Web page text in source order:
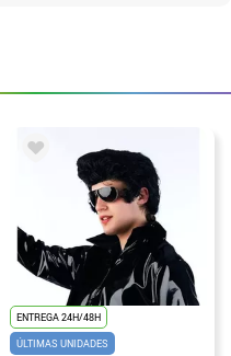
ENTREGA 24H/48H
ÚLTIMAS UNIDADES